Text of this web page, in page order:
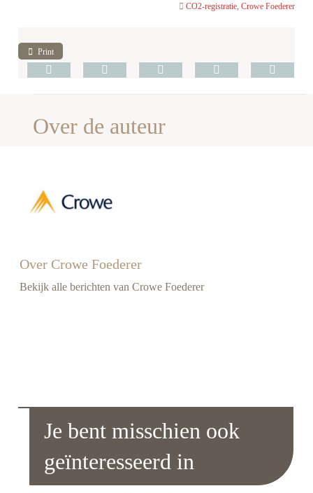
CO2-registratie, Crowe Foederer
Print
Over de auteur
Over Crowe Foederer
Bekijk alle berichten van Crowe Foederer
Je bent misschien ook
geïnteresseerd in